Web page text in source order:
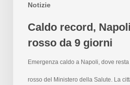
Notizie
Caldo record,
rosso da 9 giorni
Emergenza caldo a Napoli, dove
rosso del Ministero della Salute. La